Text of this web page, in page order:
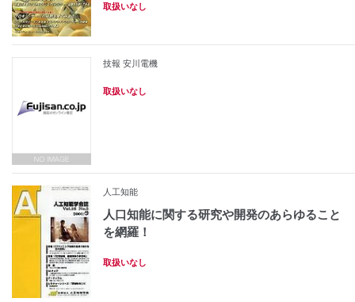
取扱いなし
技報 安川電機
取扱いなし
人工知能
人口知能に関する研究や開発のあらゆること
を網羅！
取扱いなし